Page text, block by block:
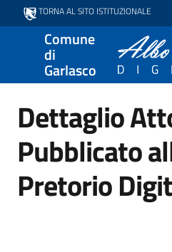
TORNA AL SITO ISTITUZIONALE
Comune
di
Garlasco
Dettaglio
Pubblicato
Pretorio